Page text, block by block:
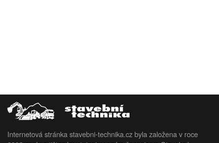
Internetová stránka stavebni-technika.cz byla založena v roce